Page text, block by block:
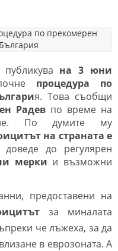
на 3 юни
процедура по
я. Това съобщи
Радев по време на
По думите му
на страната е
до регулярен
мерки и възможни
предоставени на
за миналата
че лъжеха, за да
в еврозоната. А